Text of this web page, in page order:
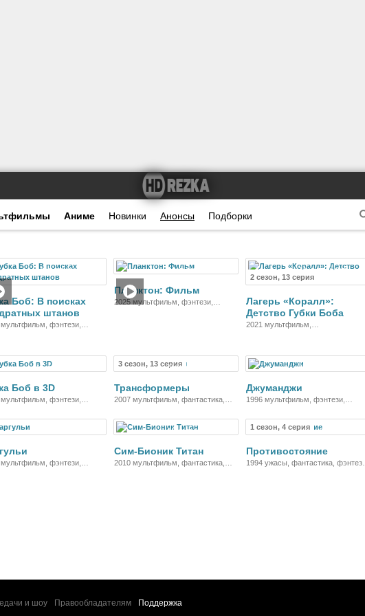
Аниме Новинки Анонсы Подборки
Мультфильм
Боб: В поисках
штанов
фэнтези,
Мультфильм
Планктон: Фильм
2025 мультфильм, фэнтези,
2 сезон, 13 серия
Мультсериал
Лагерь «Коралл»:
Детство Губки Боба
2021 мультфильм,
Мультфильм
Боб в 3D
фэнтези,
3 сезон, 13 серияМультсериал
Трансформеры
2007 мультфильм, фантастика,
Мультсериал
Джуманджи
1996 мультфильм, фэнтези,
семейный
мультфильм, фэнтези,
Мультсериал
Сим-Бионик Титан
2010 мультфильм, фантастика,
1 сезон, 4 серия Сериал
Противостояние
1994 ужасы, фантастика, фэнтези,
и шоу Правообладателям Поддержка